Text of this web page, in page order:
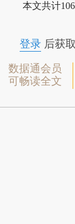
图存在偏差
本文共计
登录后获
数据通会员
可畅读全文